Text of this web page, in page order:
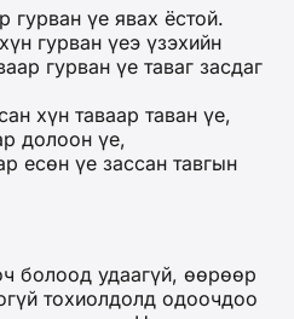
гурван үе явах ёстой.
гурван үеэ үзэхийн
гурван үе таваг засдаг
хүн таваар таван үе,
долоон үе,
есөн үе зассан тавгын
болоод удаагүй, өөрөөр
тохиолдолд одоочдоо